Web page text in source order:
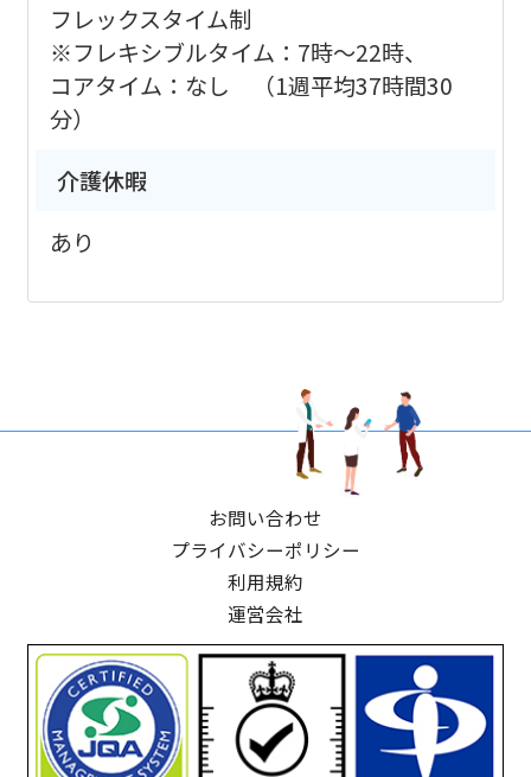
フレックスタイム制
※フレキシブルタイム：7時～22時、
コアタイム：なし （1週平均37時間30
分）
介護休暇
あり
お問い合わせ
プライバシーポリシー
利用規約
運営会社